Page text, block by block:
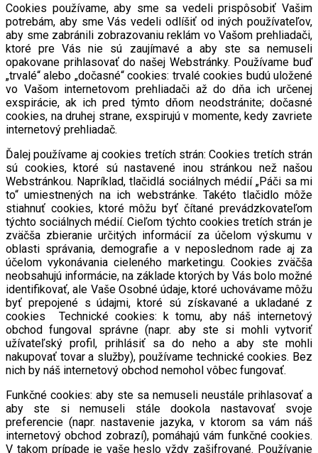
Cookies používame, aby sme sa vedeli prispôsobiť Vašim
potrebám, aby sme Vás vedeli odlíšiť od iných používateľov,
aby sme zabránili zobrazovaniu reklám vo Vašom prehliadači,
ktoré pre Vás nie sú zaujímavé a aby ste sa nemuseli
opakovane prihlasovať do našej Webstránky. Používame buď
„trvalé“ alebo „dočasné“ cookies: trvalé cookies budú uložené
vo Vašom internetovom prehliadači až do dňa ich určenej
exspirácie, ak ich pred týmto dňom neodstránite; dočasné
cookies, na druhej strane, exspirujú v momente, kedy zavriete
internetový prehliadač.
Ďalej používame aj cookies tretích strán: Cookies tretích strán
sú cookies, ktoré sú nastavené inou stránkou než našou
Webstránkou. Napríklad, tlačidlá sociálnych médií „Páči sa mi
to“ umiestnených na ich webstránke. Takéto tlačidlo môže
stiahnuť cookies, ktoré môžu byť čítané prevádzkovateľom
týchto sociálnych médií. Cieľom týchto cookies tretích strán je
zväčša zbieranie určitých informácií za účelom výskumu v
oblasti správania, demografie a v neposlednom rade aj za
účelom vykonávania cieleného marketingu. Cookies zväčša
neobsahujú informácie, na základe ktorých by Vás bolo možné
identifikovať, ale Vaše Osobné údaje, ktoré uchovávame môžu
byť prepojené s údajmi, ktoré sú získavané a ukladané z
cookies Technické cookies: k tomu, aby náš internetový
obchod fungoval správne (napr. aby ste si mohli vytvoriť
užívateľský profil, prihlásiť sa do neho a aby ste mohli
nakupovať tovar a služby), používame technické cookies. Bez
nich by náš internetový obchod nemohol vôbec fungovať.
Funkčné cookies: aby ste sa nemuseli neustále prihlasovať a
aby ste si nemuseli stále dookola nastavovať svoje
preferencie (napr. nastavenie jazyka, v ktorom sa vám náš
internetový obchod zobrazí), pomáhajú vám funkčné cookies.
V takom prípade je vaše heslo vždy zašifrované. Používanie